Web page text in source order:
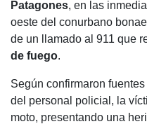
Patagones, en las
oeste del conurbano
de un llamado al 911 que
de fuego.
Según confirmaron
del personal policial, la
moto, presentando una